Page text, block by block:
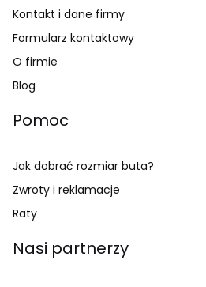
Kontakt i dane firmy
Formularz kontaktowy
O firmie
Blog
Pomoc
Jak dobrać rozmiar buta?
Zwroty i reklamacje
Raty
Nasi partnerzy